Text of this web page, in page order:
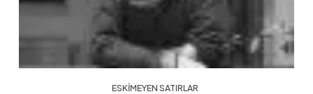
ESKIMEYEN SATIRLAR